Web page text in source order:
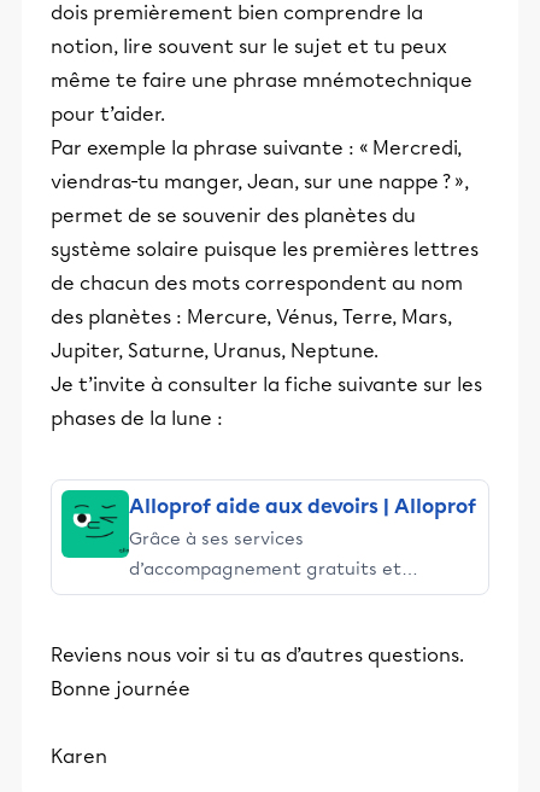
dois premièrement bien comprendre la
notion, lire souvent sur le sujet et tu peux
même te faire une phrase mnémotechnique
pour t’aider.
Par exemple la phrase suivante : « Mercredi,
viendras-tu manger, Jean, sur une nappe ? »,
permet de se souvenir des planètes du
système solaire puisque les premières lettres
de chacun des mots correspondent au nom
des planètes : Mercure, Vénus, Terre, Mars,
Jupiter, Saturne, Uranus, Neptune.
Je t’invite à consulter la fiche suivante sur les
phases de la lune :
Alloprof aide aux devoirs | Alloprof
Grâce à ses services
d’accompagnement gratuits et
stimulants, Alloprof engage les élèves
éducative.
Reviens nous voir si tu as d’autres questions.
Bonne journée
Karen